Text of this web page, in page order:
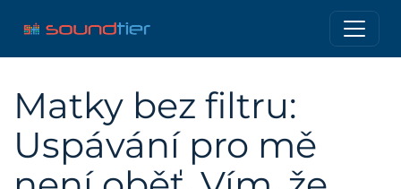
Matky bez filtru:
Uspávání pro mě